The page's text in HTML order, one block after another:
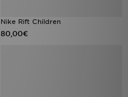
Nike Rift Children
80,00€